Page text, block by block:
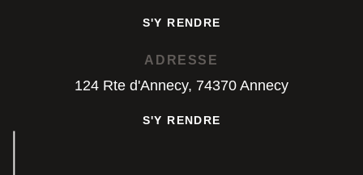
S'Y RENDRE
ADRESSE
124 Rte d'Annecy, 74370 Annecy
S'Y RENDRE